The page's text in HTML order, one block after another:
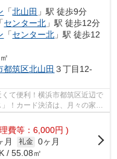
「北山田 」駅 徒歩9分
「センター北 」駅 徒歩12分
「センター北 」駅 徒歩12
都筑区北山田 ３丁目12-
て便利！横浜市都筑区近辺で
！カード決済は、月々の家賃
費等：6,000円 )
月 礼金 0ヶ月
/ 55.08㎡